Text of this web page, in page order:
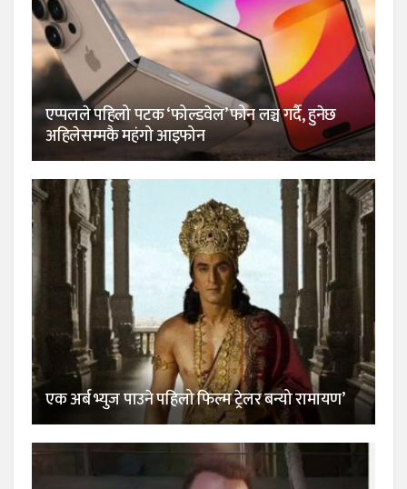
एप्पलले पहिलो पटक ‘फोल्डवेल’ फोन लञ्च गर्दै, हुनेछ
अहिलेसम्मकै महंगो आइफोन
एक अर्ब भ्युज पाउने पहिलो फिल्म ट्रेलर बन्यो रामायण’